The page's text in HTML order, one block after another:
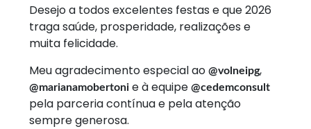
Desejo a todos excelentes festas e que 2026
traga saúde, prosperidade, realizações e
muita felicidade.
Meu agradecimento especial ao @volneipg,
@marianamobertonie à equipe @cedemconsult
pela parceria contínua e pela atenção
sempre generosa.